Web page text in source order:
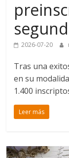
2026-07-20
Tras una
en su
1.400
Leer más